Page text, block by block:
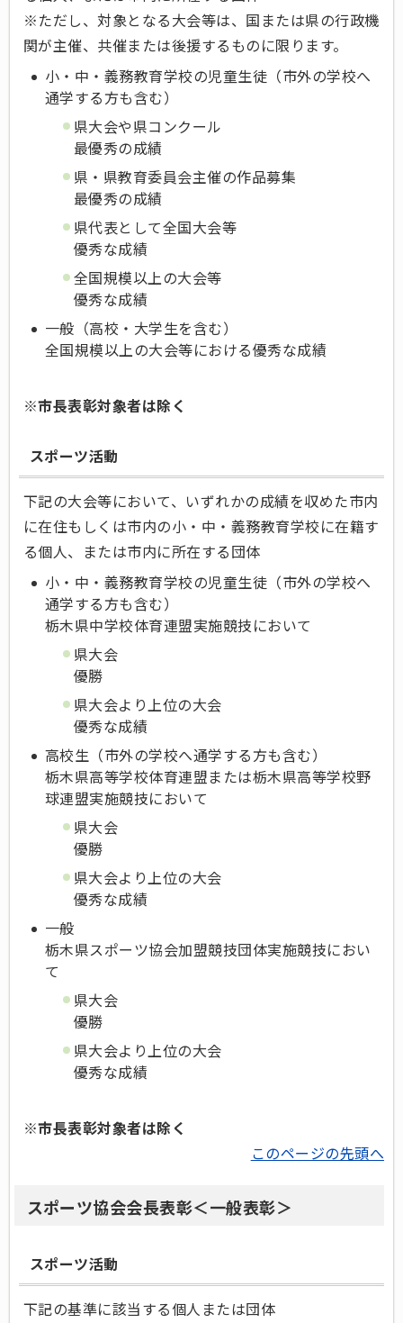
※ただし、対象となる大会等は、国または県の行政機
関が主催、共催または後援するものに限ります。
小・中・義務教育学校の児童生徒（市外の学校へ
通学する方も含む）
県大会や県コンクール
最優秀の成績
県・県教育委員会主催の作品募集
最優秀の成績
県代表として全国大会等
優秀な成績
全国規模以上の大会等
優秀な成績
一般（高校・大学生を含む）
全国規模以上の大会等における優秀な成績
※市長表彰対象者は除く
スポーツ活動
下記の大会等において、いずれかの成績を収めた市内
に在住もしくは市内の小・中・義務教育学校に在籍す
る個人、または市内に所在する団体
小・中・義務教育学校の児童生徒（市外の学校へ
通学する方も含む）
栃木県中学校体育連盟実施競技において
県大会
優勝
県大会より上位の大会
優秀な成績
高校生（市外の学校へ通学する方も含む）
栃木県高等学校体育連盟または栃木県高等学校野
球連盟実施競技において
県大会
優勝
県大会より上位の大会
優秀な成績
一般
栃木県スポーツ協会加盟競技団体実施競技におい
て
県大会
優勝
県大会より上位の大会
優秀な成績
※市長表彰対象者は除く
このページの先頭へ
スポーツ協会会長表彰＜一般表彰＞
スポーツ活動
下記の基準に該当する個人または団体